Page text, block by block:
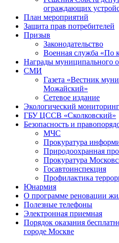
ограждающих
План мероприятий
Защита прав потребителей
Призыв
Законодательство
Военная служба «По
Награды муниципального
СМИ
Газета «Вестник
Можайский»
Сетевое издание
Экологический мониторинг
ГБУ ЦССВ «Сколковский»
Безопасность и
МЧС
Прокуратура
Природоохранная
Прокуратура
Госавтоинспекция
Профилактика
Юнармия
О программе реновации
Полезные телефоны
Электронная приемная
Порядок оказания
городе Москве